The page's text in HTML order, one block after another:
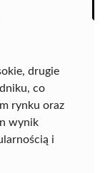
drugie
co
rynku oraz
wynik
i